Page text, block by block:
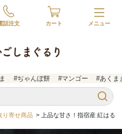
話注文 カート
#ぢゃんぼ餅 #マンゴー #あくま
り寄せ商品 > 上品な甘さ！指宿産 紅はる